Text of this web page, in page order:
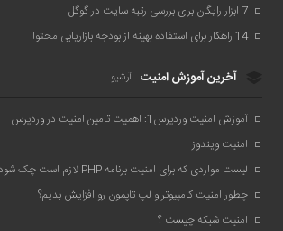
7 ابزار رایگان برای بررسی رتبه سایت در گوگل
14 راهکار برای استفاده بهینه از بودجه بازاریابی محتوا
آخرین آموزش امنیت آرشیو
آموزش امنیت وردپرس1: اهمیت تامین امنیت در وردپرس
امنیت ویندوز
لیست مواردی که برای امنیت برنامه PHP لازم است چک شود
چطور امنیت کامپیوتر و لپ تاپمون رو افزایش بدیم؟
امنیت شبکه چیست ؟